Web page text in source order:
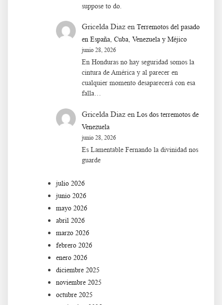
suppose to do.
Gricelda Diaz en Terremotos del pasado
en España, Cuba, Venezuela y Méjico
junio 28, 2026
En Honduras no hay seguridad somos la
cintura de América y al parecer en
cualquier momento desaparecerá con esa
falla…
Gricelda Diaz en Los dos terremotos de
Venezuela
junio 28, 2026
Es Lamentable Fernando la divinidad nos
guarde
julio 2026
junio 2026
mayo 2026
abril 2026
marzo 2026
febrero 2026
enero 2026
diciembre 2025
noviembre 2025
octubre 2025